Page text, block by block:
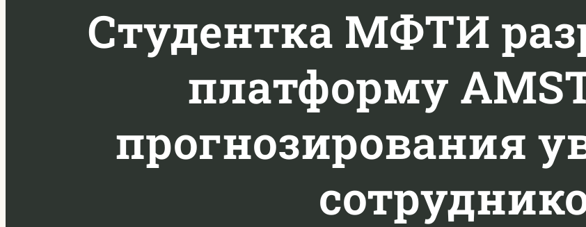
Студентка МФТИ
платформу
прогнозирования